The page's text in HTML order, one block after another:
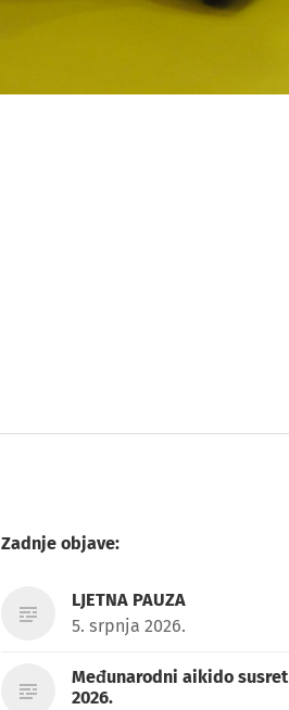
Zadnje objave:
LJETNA PAUZA
5. srpnja 2026.
Međunarodni aikido susret
2026.